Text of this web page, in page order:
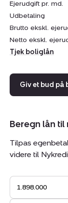
stengulv med
I den meget
en skøn
kan naturen
udhus.
en fremvisning.
BEMÆRK:
Ejerudgift pr. md.
Udbetaling
Brutto ekskl.
Netto ekskl.
Tjek boliglån
Giv et bud på
Beregn lån til
Tilpas
videre til